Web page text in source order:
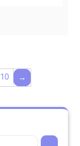
10 →